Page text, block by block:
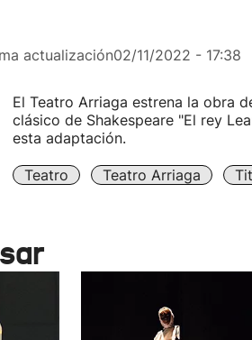
actualización02/11/2022 - 17:38
El Teatro Arriaga estrena la obra
clásico de Shakespeare "El rey
esta adaptación.
Teatro Teatro Arriaga